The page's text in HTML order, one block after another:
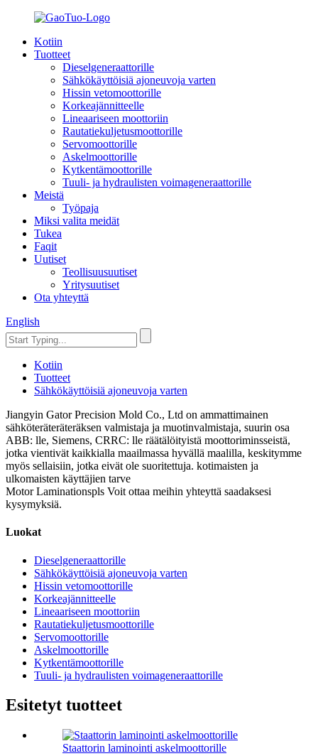
Kotiin
Tuotteet
Dieselgeneraattorille
Sähkökäyttöisiä ajoneuvoja varten
Hissin vetomoottorille
Korkeajännitteelle
Lineaariseen moottoriin
Rautatiekuljetusmoottorille
Servomoottorille
Askelmoottorille
Kytkentämoottorille
Tuuli- ja hydraulisten voimageneraattorille
Meistä
Työpaja
Miksi valita meidät
Tukea
Faqit
Uutiset
Teollisuusuutiset
Yritysuutiset
Ota yhteyttä
English
Kotiin
Tuotteet
Sähkökäyttöisiä ajoneuvoja varten
Jiangyin Gator Precision Mold Co., Ltd on ammattimainen
sähköteräteräteräksen valmistaja ja muotinvalmistaja, suurin osa
ABB: lle, Siemens, CRRC: lle räätälöityistä moottoriminsseistä,
jotka vientivät kaikkialla maailmassa hyvällä maalilla, keskitymme
myös sellaisiin, jotka eivät ole suoritettuja. kotimaisten ja
ulkomaisten käyttäjien tarve
Motor Laminationspls Voit ottaa meihin yhteyttä saadaksesi
kysymyksiä.
Luokat
Dieselgeneraattorille
Sähkökäyttöisiä ajoneuvoja varten
Hissin vetomoottorille
Korkeajännitteelle
Lineaariseen moottoriin
Rautatiekuljetusmoottorille
Servomoottorille
Askelmoottorille
Kytkentämoottorille
Tuuli- ja hydraulisten voimageneraattorille
Esitetyt tuotteet
Staattorin laminointi askelmoottorille